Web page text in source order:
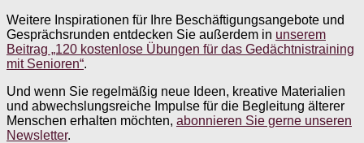
Weitere Inspirationen für Ihre Beschäftigungsangebote und
Gesprächsrunden entdecken Sie außerdem in unserem
Beitrag „120 kostenlose Übungen für das Gedächtnistraining
mit Senioren“.
Und wenn Sie regelmäßig neue Ideen, kreative Materialien
und abwechslungsreiche Impulse für die Begleitung älterer
Menschen erhalten möchten, abonnieren Sie gerne unseren
Newsletter.